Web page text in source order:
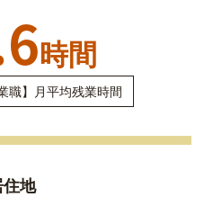
時間
職】月平均残業時間
住地